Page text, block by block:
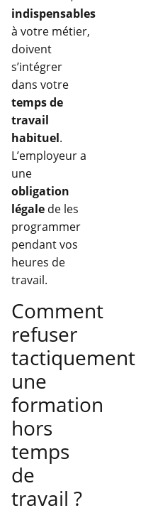
indispensables
à votre métier,
doivent
s’intégrer
dans votre
temps de
travail
habituel.
L’employeur a
une
obligation
légale de les
programmer
pendant vos
heures de
travail.
Comment
refuser
tactiquement
une
formation
hors
temps
de
travail ?